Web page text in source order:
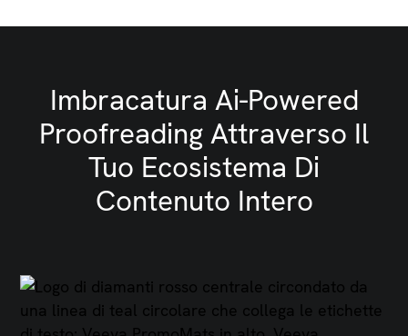
Imbracatura Ai-Powered
Proofreading Attraverso Il
Tuo Ecosistema Di
Contenuto Intero